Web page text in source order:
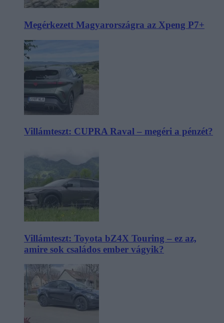
Megérkezett Magyarországra az Xpeng P7+
Villámteszt: CUPRA Raval – megéri a pénzét?
Villámteszt: Toyota bZ4X Touring – ez az,
amire sok családos ember vágyik?